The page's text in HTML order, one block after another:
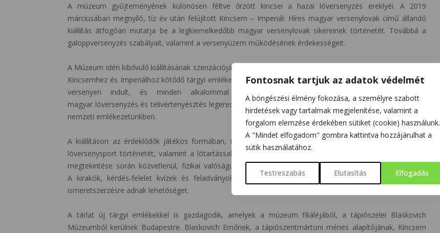
Fontosnak tartjuk az adatok védelmét
A böngészési élmény fokozása, a személyre szabott
hirdetések vagy tartalmak megjelenítése, valamint a
forgalom elemzése érdekében sütiket (cookie) használunk.
A "Mindet elfogadom" gombra kattintva hozzájárulhat a
sütik használatához.
Testreszabás Elutasítás Elfogadás
A múzeum gyűjteményének különösen féltve őrzött kincsei a hazai lóversenyzés ereklyéi. A 2019
márciusában megnyíló, tíz év után felújított Kincsem – Imperiál: Híres magyar versenylovak című állandó
kiállítás átfogóan mutatja be a legkiemelkedőbb magyar versenylovak sikereinek történetét. Továbbá a
galoppversenyzés szabályait, valamint a versenyüzem működésének érdekességeit.
A Múzeum idén kibővülő kiállításának szenzációját jelentik a magyar telivértenyésztés örök büszkeségeihez,
Kincsemhez és Imperiálhoz kötődő tárgyi emlékek. Kincsem sikerei máig felülmúlhatatlanok. Élete során 54
versenyen indult, és minden alkalommal győzött. Imperiál, a második világháború utáni
magyar lóversenyzés és telivértenyésztés legeredményesebb lova. A két versenylónak kiérdemelt helye van
nemzeti emlékezetünkben.
A kiállításon az érdeklődők játékos formában, interaktív elemek segítségével ismerhetik meg a magyar
lóversenysport történetét, valamint a lótartással kapcsolatos gyakorlati tudnivalókat. A látogatók a tárlat
megtekintése során közvetlenül, fizikai valóságukban tapinthatják meg a különféle használati tárgyakat.
A kirakók, kérdés-felelet kvízek és feladványok a gyermekek és felnőttek számára egyaránt játékos
ismeretszerzésre adnak lehetőséget.
A tárlat új tárgyi emlékekkel is gazdagodik, amelyek a múzeum filiáléjából, a tápiószelei Blaskovich
Múzeumból kerülnek Budapestre. Blaskovich Ernőnek, a tápiószentmártoni ménes alapítójának, Kincsem